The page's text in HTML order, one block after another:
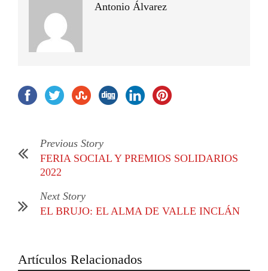
Antonio Álvarez
Previous Story
FERIA SOCIAL Y PREMIOS SOLIDARIOS
2022
Next Story
EL BRUJO: EL ALMA DE VALLE INCLÁN
Artículos Relacionados